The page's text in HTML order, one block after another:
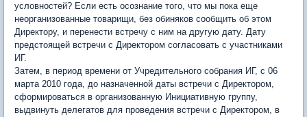
условностей? Если есть осознание того, что мы пока еще
неорганизованные товарищи, без обиняков сообщить об этом
Директору, и перенести встречу с ним на другую дату. Дату
предстоящей встречи с Директором согласовать с участниками
ИГ.
Затем, в период времени от Учредительного собрания ИГ, с 06
марта 2010 года, до назначенной даты встречи с Директором,
сформироваться в организованную Инициативную группу,
выдвинуть делегатов для проведения встречи с Директором, в